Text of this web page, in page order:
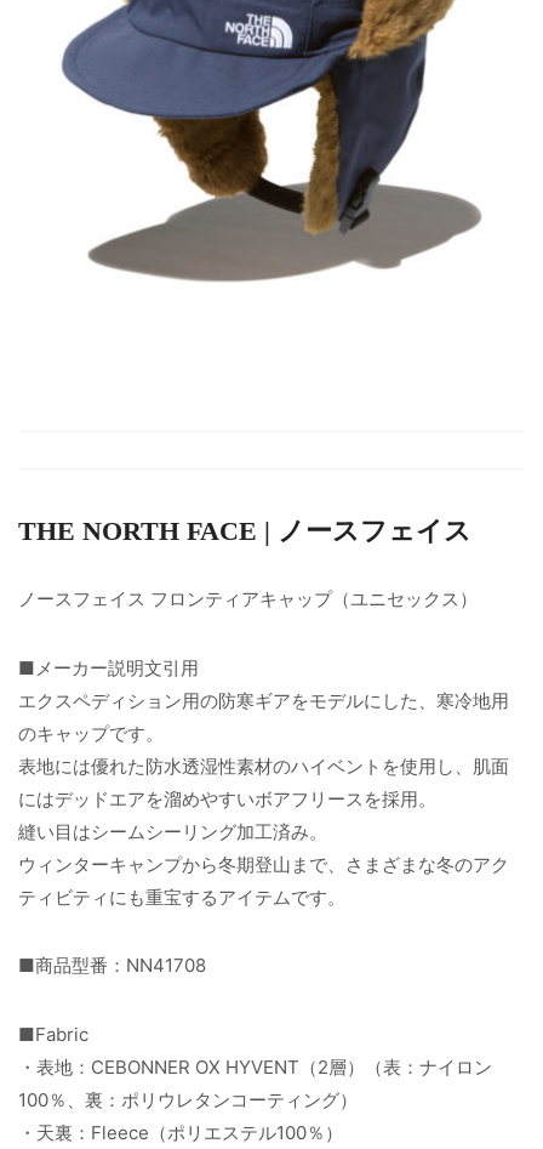
THE NORTH FACE | ノースフェイス
ノースフェイス フロンティアキャップ（ユニセックス）
■メーカー説明文引用
エクスペディション用の防寒ギアをモデルにした、寒冷地用
のキャップです。
表地には優れた防水透湿性素材のハイベントを使用し、肌面
にはデッドエアを溜めやすいボアフリースを採用。
縫い目はシームシーリング加工済み。
ウィンターキャンプから冬期登山まで、さまざまな冬のアク
ティビティにも重宝するアイテムです。
■商品型番：NN41708
■Fabric
・表地：CEBONNER OX HYVENT（2層）（表：ナイロン
100％、裏：ポリウレタンコーティング）
・天裏：Fleece（ポリエステル100％）